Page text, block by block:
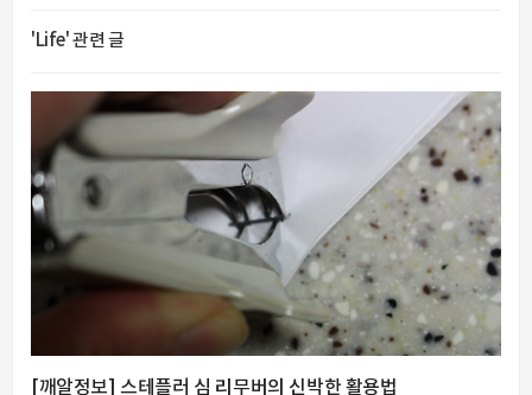
'Life' 관련 글
[깨알정보] 스테플러 심 리무버의 신박한 활용법